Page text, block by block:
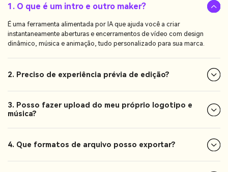
1. O que é um intro e outro maker?
É uma ferramenta alimentada por IA que ajuda você a criar
instantaneamente aberturas e encerramentos de vídeo com design
dinâmico, música e animação, tudo personalizado para sua marca.
2. Preciso de experiência prévia de edição?
3. Posso fazer upload do meu próprio logotipo e
música?
4. Que formatos de arquivo posso exportar?